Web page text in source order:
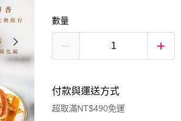
數量
付款與運送方式
超取滿NT$490免運